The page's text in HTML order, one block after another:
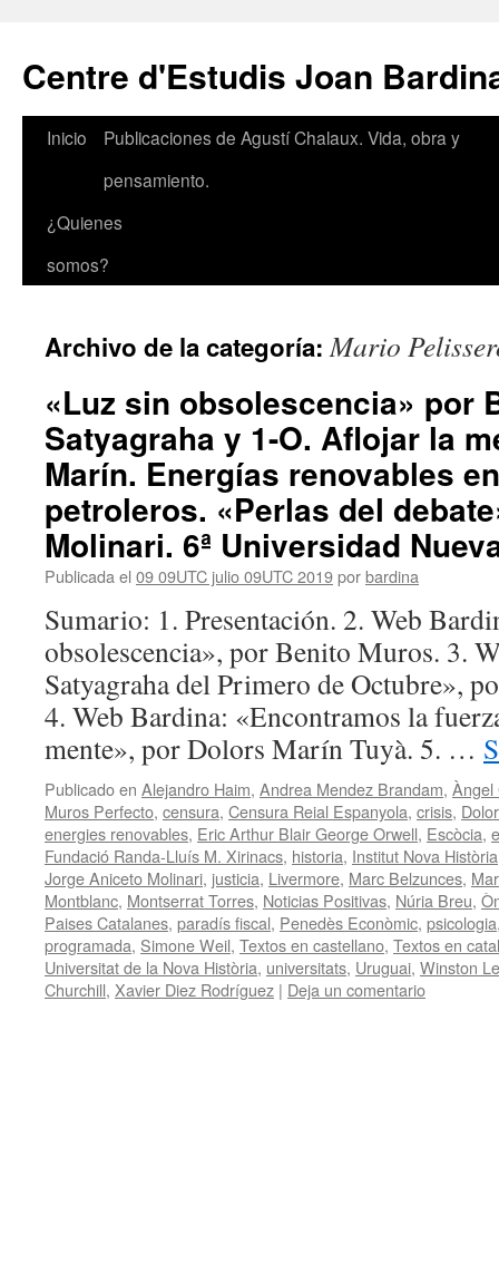
contenido
Centre d'Estudis Joan
Inicio
Publicaciones de Agustí Chalaux. Vida, obra y
pensamiento.
¿Quienes
somos?
Archivo de la categoría:Mario
«Luz sin obsolescencia» por
Satyagraha y 1-O. Aflojar la
Marín. Energías renovables
petroleros. «Perlas del
Molinari. 6ª Universidad
Publicada el 09 09UTC julio 09UTC 2019porbardina
Sumario: 1. Presentación. 2. Web
obsolescencia», por Benito Muros. 3.
Satyagraha del Primero de Octubre»,
4. Web Bardina: «Encontramos la
mente», por Dolors Marín Tuyà. 5. …
Publicado en Alejandro Haim, Andrea Mendez Brandam, Àngel
Muros Perfecto, censura, Censura Reial Espanyola, crisis,
energies renovables, Eric Arthur Blair George Orwell, Escòcia,
Fundació Randa-Lluís M. Xirinacs, historia, Institut Nova Història
Jorge Aniceto Molinari, justicia, Livermore, Marc Belzunces,
Montblanc, Montserrat Torres, Noticias Positivas, Núria Breu,
Paises Catalanes, paradís fiscal, Penedès Econòmic, psicologia
programada, Simone Weil, Textos en castellano, Textos en
Universitat de la Nova Història, universitats, Uruguai, Winston
Churchill, Xavier Diez Rodríguez | Deja un comentario